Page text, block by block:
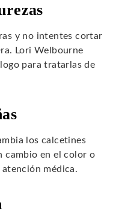
y no intentes cortar
Lori Welbourne
para tratarlas de
los calcetines
cambio en el color o
médica.